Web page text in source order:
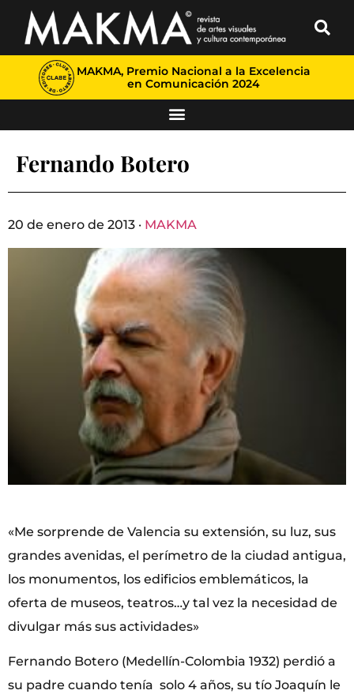
MAKMA, Premio Nacional a la Excelencia
en Comunicación 2024
Fernando Botero
20 de enero de 2013 · MAKMA
«Me sorprende de Valencia su extensión, su luz, sus
grandes avenidas, el perímetro de la ciudad antigua,
los monumentos, los edificios emblemáticos, la
oferta de museos, teatros…y tal vez la necesidad de
divulgar más sus actividades»
Fernando Botero (Medellín-Colombia 1932) perdió a
su padre cuando tenía solo 4 años, su tío Joaquín le